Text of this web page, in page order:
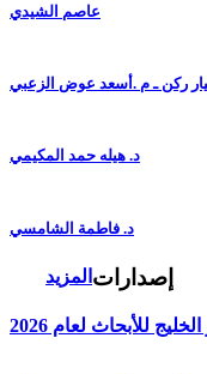
عاصم الشيدي
ركن ـ م .أسعد عوض الزعبي
د. هيله حمد المكيمي
د. فاطمة الشامسي
المزيد إصدارات
للأبحاث لعام 2026